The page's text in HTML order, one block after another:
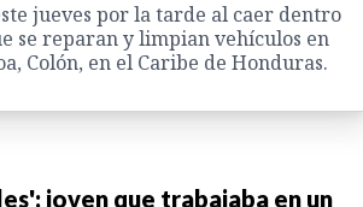
jueves por la tarde al caer dentro
se reparan y limpian vehículos en
Colón, en el Caribe de Honduras.
joven que trabajaba en un